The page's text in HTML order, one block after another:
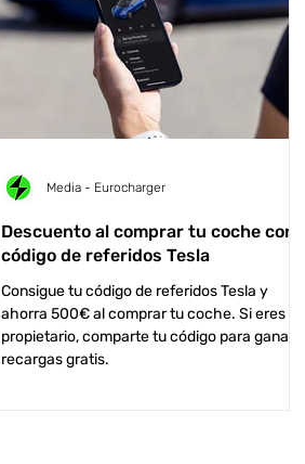
Descuento al comprar tu coche con el
código de referidos Tesla
Consigue tu código de referidos Tesla y
ahorra 500€ al comprar tu coche. Si eres
propietario, comparte tu código para ganar
recargas gratis.
Media - Eurocharger